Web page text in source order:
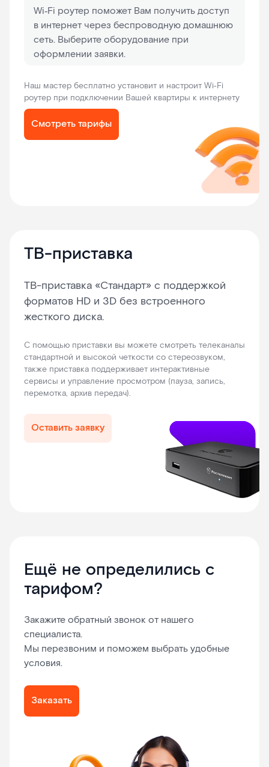
Wi‑Fi роутер поможет Вам получить доступ
в интернет через беспроводную домашнюю
сеть. Выберите оборудование при
оформлении заявки.
Наш мастер бесплатно установит и настроит Wi‑Fi
роутер при подключении Вашей квартиры к интернету
Смотреть тарифы
ТВ-приставка
ТВ-приставка «Стандарт» с поддержкой
форматов HD и 3D без встроенного
жесткого диска.
С помощью приставки вы можете смотреть телеканалы
стандартной и высокой четкости со стереозвуком,
также приставка поддерживает интерактивные
сервисы и управление просмотром (пауза, запись,
перемотка, архив передач).
Оставить заявку
Ещё не определились с
тарифом?
Закажите обратный звонок от нашего
специалиста.
Мы перезвоним и поможем выбрать удобные
условия.
Заказать